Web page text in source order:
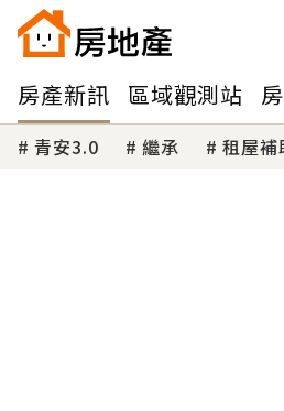
房產新訊 區域觀測站
青安3.0 繼承 租屋補